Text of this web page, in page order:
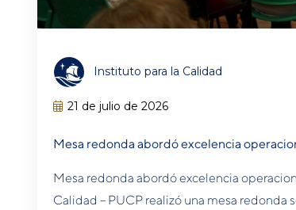
Instituto para la Calidad
21 de julio de 2026
Mesa redonda abordó excelencia
Mesa redonda abordó excelencia
Calidad – PUCP realizó una mesa